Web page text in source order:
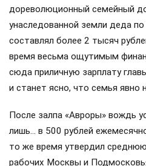
дореволюционный семейный
унаследованной земли деда
составлял более 2 тысяч
время весьма ощутимым
сюда приличную зарплату
и станет ясно, что семья явно
После залпа «Авроры» вождь
лишь… в 500 рублей
то же время утвердил
рабочих Москвы и